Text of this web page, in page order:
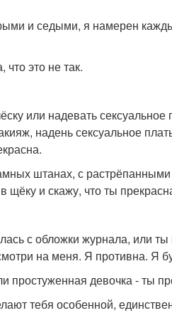
и седыми, я намерен
это не так.
или надевать сексуальное
надень сексуальное
штанах, с
и скажу, что ты
с обложки журнала, или
на меня. Я противна. Я
простуженная девочка - ты
тебя особенной,